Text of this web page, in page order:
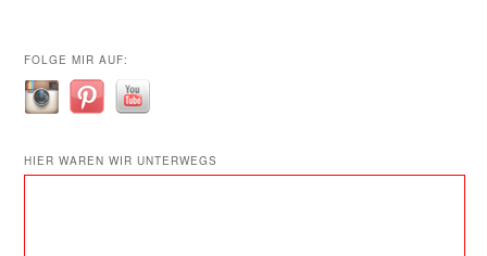
FOLGE MIR AUF:
HIER WAREN WIR UNTERWEGS